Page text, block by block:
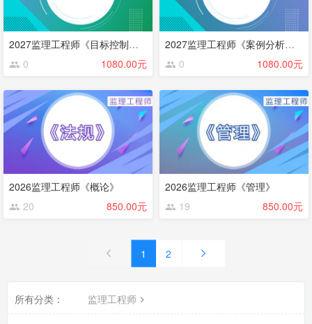
2027监理工程师《目标控制》（交通）
0
1080.00元
2027监理工程师《案例分析》（交通）
0
1080.00元
2026监理工程师《概论》
20
850.00元
2026监理工程师《管理》
19
850.00元
1 2
所有分类： 监理工程师